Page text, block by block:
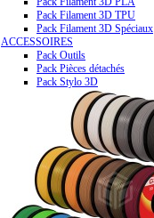
Pack Filament 3D TPU
Pack Filament 3D Spéciaux
ACCESSOIRES
Pack Outils
Pack Pièces détachés
Pack Stylo 3D